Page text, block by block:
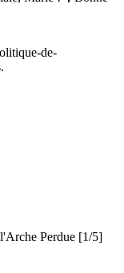
de-
Perdue [1/5]